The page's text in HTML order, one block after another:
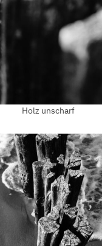
Holz unscharf